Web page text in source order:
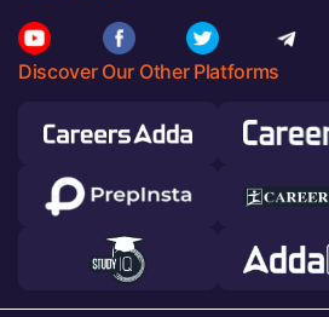
Discover Our Other Platforms